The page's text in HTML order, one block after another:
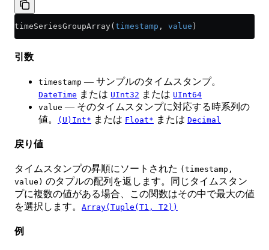
timeSeriesGroupArray( timestamp , value )
引数
timestamp — サンプルのタイムスタンプ。
DateTime または UInt32 または UInt64
value — そのタイムスタンプに対応する時系列の
値。
(U)Int* または Float* または Decimal
戻り値
タイムスタンプの昇順にソートされた (timestamp,
value) のタプルの配列を返します。同じタイムスタン
プに複数の値がある場合、この関数はその中で最大の値
を選択します。 Array(Tuple(T1, T2))
例